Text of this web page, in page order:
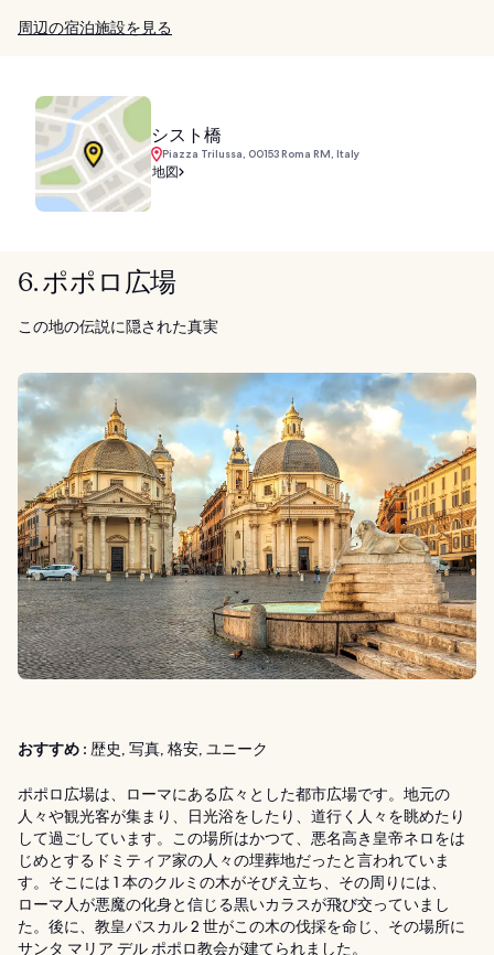
周辺の宿泊施設を見る
シスト橋
Piazza Trilussa, 00153 Roma RM, Italy
地図
6. ポポロ広場
この地の伝説に隠された真実
おすすめ : 歴史, 写真, 格安, ユニーク
ポポロ広場は、ローマにある広々とした都市広場です。地元の
人々や観光客が集まり、日光浴をしたり、道行く人々を眺めたり
して過ごしています。この場所はかつて、悪名高き皇帝ネロをは
じめとするドミティア家の人々の埋葬地だったと言われていま
す。そこには 1 本のクルミの木がそびえ立ち、その周りには、
ローマ人が悪魔の化身と信じる黒いカラスが飛び交っていまし
た。後に、教皇パスカル 2 世がこの木の伐採を命じ、その場所に
サンタ マリア デル ポポロ教会が建てられました。